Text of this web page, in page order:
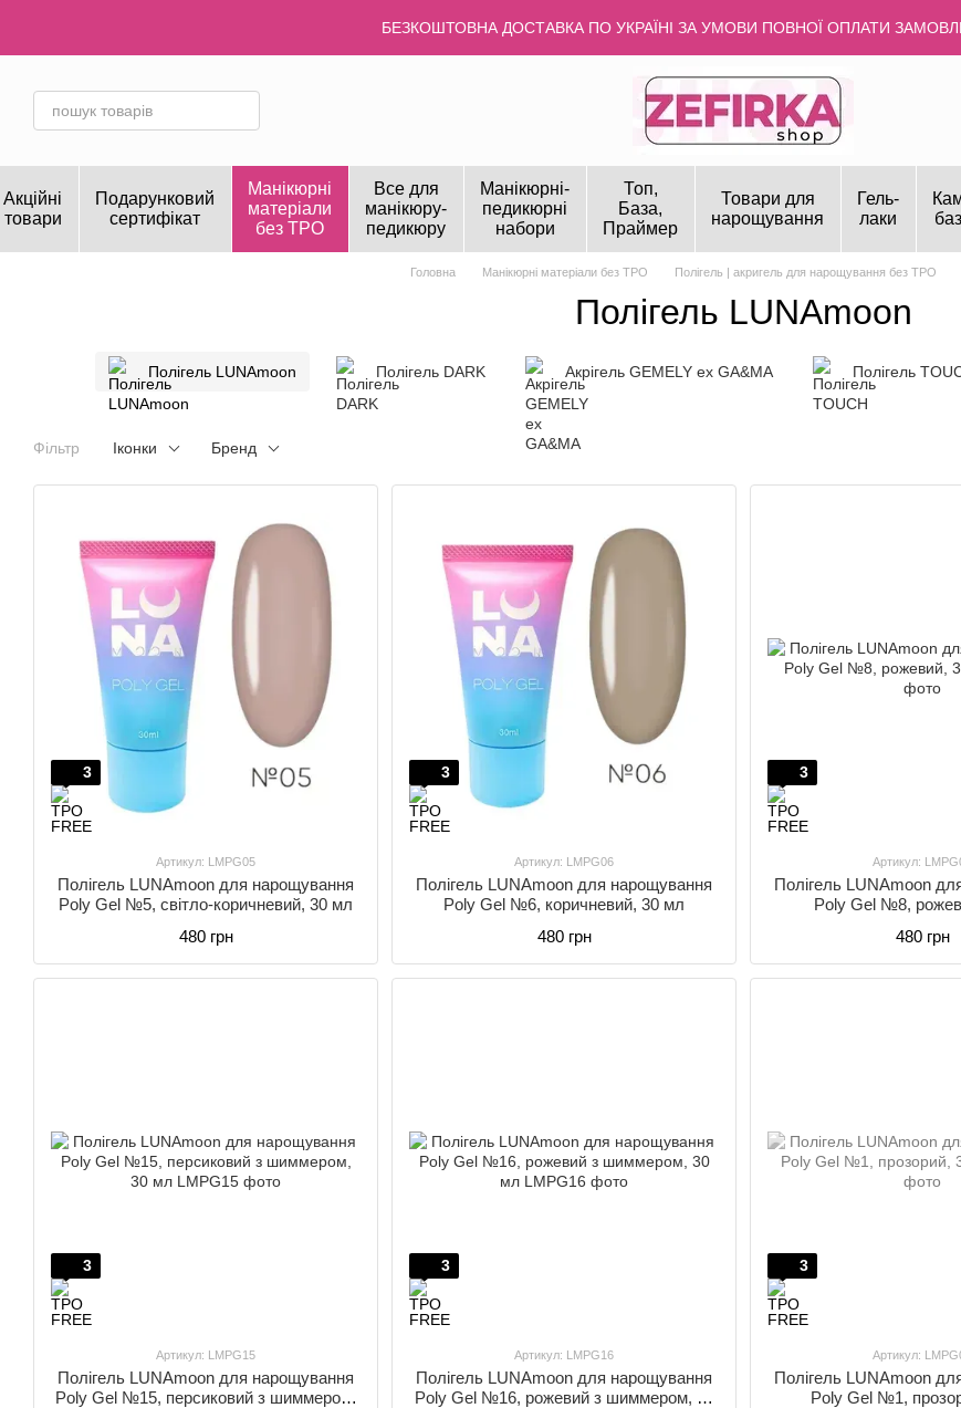
БЕЗКОШТОВНА ДОСТАВКА ПО УКРАЇНІ ЗА УМОВИ ПОВНОЇ ОПЛАТИ
Акційні
товари
Подарунковий
сертифікат
Манікюрні
матеріали
без TPO
Все для
манікюру-
педикюру
Манікюрні-
педикюрні
набори
Топ,
База,
Праймер
Товари для
нарощування
Гель-
лаки
Головна Манікюрні матеріали без TPO Полігель | акригель для нарощування без TPO
Полігель LUNAmoon
Полігель LUNAmoon Полігель DARK Акрігель GEMELY ex GA&MA Полігель
Фільтр Іконки Бренд
3
Артикул: LMPG05
Полігель LUNAmoon для нарощування
Poly Gel №5, світло-коричневий, 30 мл
480 грн
3
Артикул: LMPG06
Полігель LUNAmoon для нарощування
Poly Gel №6, коричневий, 30 мл
480 грн
3
Артикул:
Полігель LUNAmoon
Poly Gel №8,
480 грн
3
Артикул: LMPG15
Полігель LUNAmoon для нарощування
Poly Gel №15, персиковий з шиммером,
3
Артикул: LMPG16
Полігель LUNAmoon для нарощування
Poly Gel №16, рожевий з шиммером, 30
3
Артикул:
Полігель LUNAmoon
Poly Gel №1,